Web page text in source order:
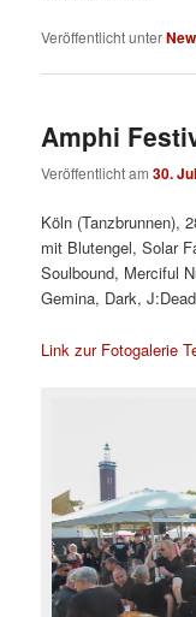
Veröffentlicht unter
Amphi
Veröffentlicht am30.
Köln (Tanzbrunnen),
mit Blutengel, Solar
Soulbound, Merciful
Gemina, Dark,
Link zur Fotogalerie